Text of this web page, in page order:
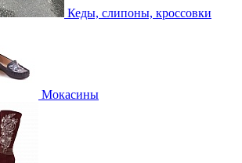
Кеды, слипоны, кроссовки
Мокасины